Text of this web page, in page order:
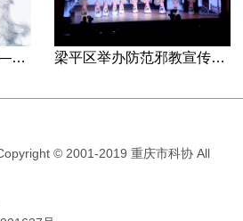
非遗传承人带你反邪教—害人的“全能神” 梁平区举办防范邪教宣传专场文艺演出
© 2001-2019 重庆市科协 All